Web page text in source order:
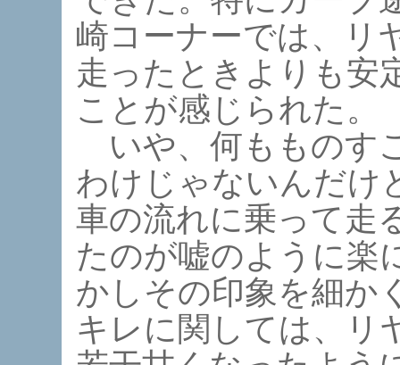
崎コーナーでは、リ
走ったときよりも安
ことが感じられた。
いや、何もものす
わけじゃないんだけ
車の流れに乗って走
たのが嘘のように
かしその印象を細か
キレに関しては、リ